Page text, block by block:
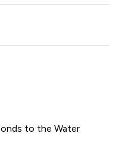
to the Water